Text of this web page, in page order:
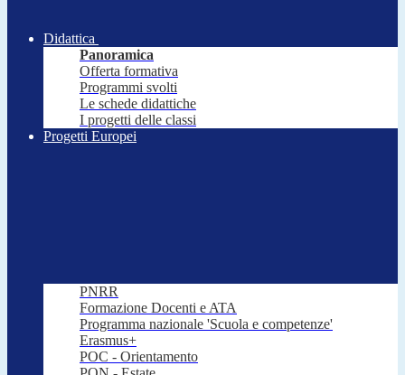
Didattica
Panoramica
Offerta formativa
Programmi svolti
Le schede didattiche
I progetti delle classi
Progetti Europei
PNRR
Formazione Docenti e ATA
Programma nazionale 'Scuola e competenze'
Erasmus+
POC - Orientamento